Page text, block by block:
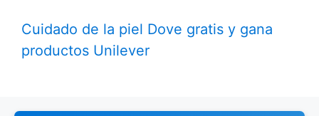
Cuidado de la piel Dove gratis y gana
productos Unilever